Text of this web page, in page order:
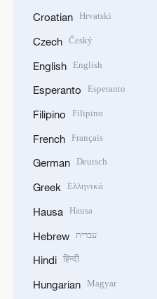
Croatian Hrvatski
Czech Český
English English
Esperanto Esperanto
Filipino Filipino
French Français
German Deutsch
Greek Ελληνικά
Hausa Hausa
Hebrew עברית
Hindi हिन्दी
Hungarian Magyar